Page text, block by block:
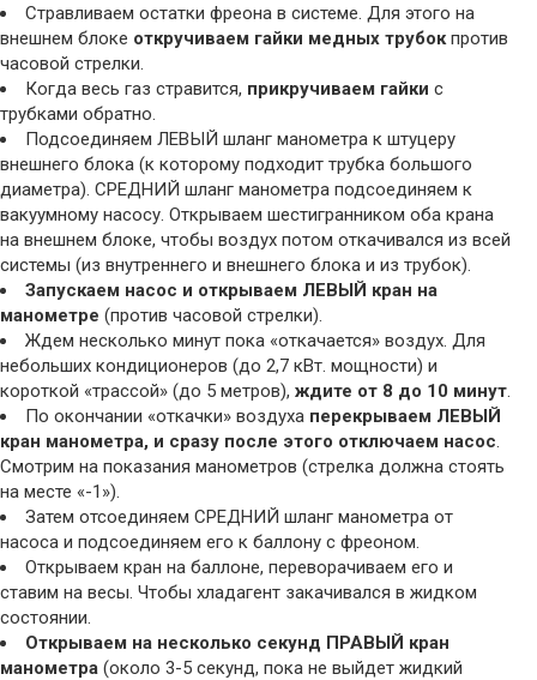
Стравливаем остатки фреона в системе. Для этого на
внешнем блоке откручиваем гайки медных трубокпротив
часовой стрелки.
Когда весь газ стравится, прикручиваем гайки с
трубками обратно.
Подсоединяем ЛЕВЫЙ шланг манометра к штуцеру
внешнего блока (к которому подходит трубка большого
диаметра). СРЕДНИЙ шланг манометра подсоединяем к
вакуумному насосу. Открываем шестигранником оба крана
на внешнем блоке, чтобы воздух потом откачивался из всей
системы (из внутреннего и внешнего блока и из трубок).
Запускаем насос и открываем ЛЕВЫЙ кран на
манометре (против часовой стрелки).
Ждем несколько минут пока «откачается» воздух. Для
небольших кондиционеров (до 2,7 кВт. мощности) и
короткой «трассой» (до 5 метров), ждите от 8 до 10 минут.
По окончании «откачки» воздуха перекрываем ЛЕВЫЙ
кран манометра, и сразу после этого отключаем насос.
Смотрим на показания манометров (стрелка должна стоять
на месте «-1»).
Затем отсоединяем СРЕДНИЙ шланг манометра от
насоса и подсоединяем его к баллону с фреоном.
Открываем кран на баллоне, переворачиваем его и
ставим на весы. Чтобы хладагент закачивался в жидком
состоянии.
Открываем на несколько секунд ПРАВЫЙ кран
манометра (около 3-5 секунд, пока не выйдет жидкий